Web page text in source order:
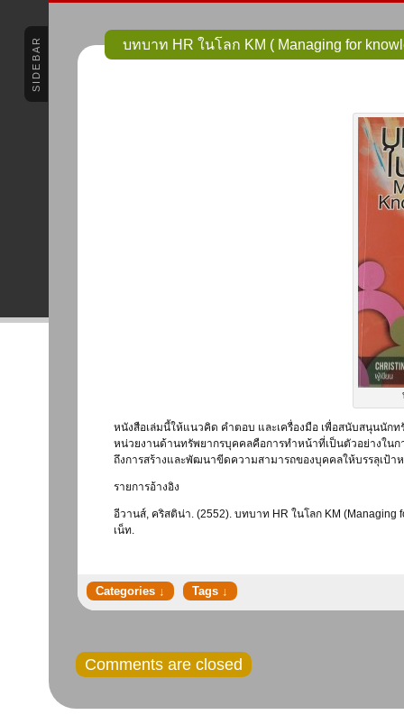
SIDEBAR บทบาท HR ในโลก KM ( Managing for
หนังสือเล่มนี้ให้แนวคิด คำตอบ และเครื่องมือ เพื่อสนับสนุนนัก
หน่วยงานด้านทรัพยากรบุคคลคือการทำหน้าที่เป็นตัวอย่างใน
ถึงการสร้างและพัฒนาขีดความสามารถของบุคคลให้บรรลุเป้
รายการอ้างอิง
อีวานส์, คริสติน่า. (2552). บทบาท HR ในโลก KM (Managing
เน็ท.
Comments are closed